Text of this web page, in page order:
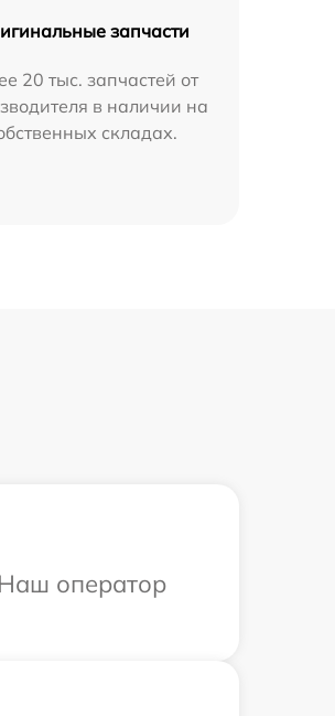
запчасти
20 тыс. запчастей от
в наличии на
складах.
оператор